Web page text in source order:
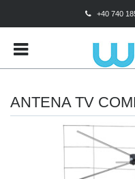
CONTACT
DESPRE COOKIES
+40 740
ANTENA TV